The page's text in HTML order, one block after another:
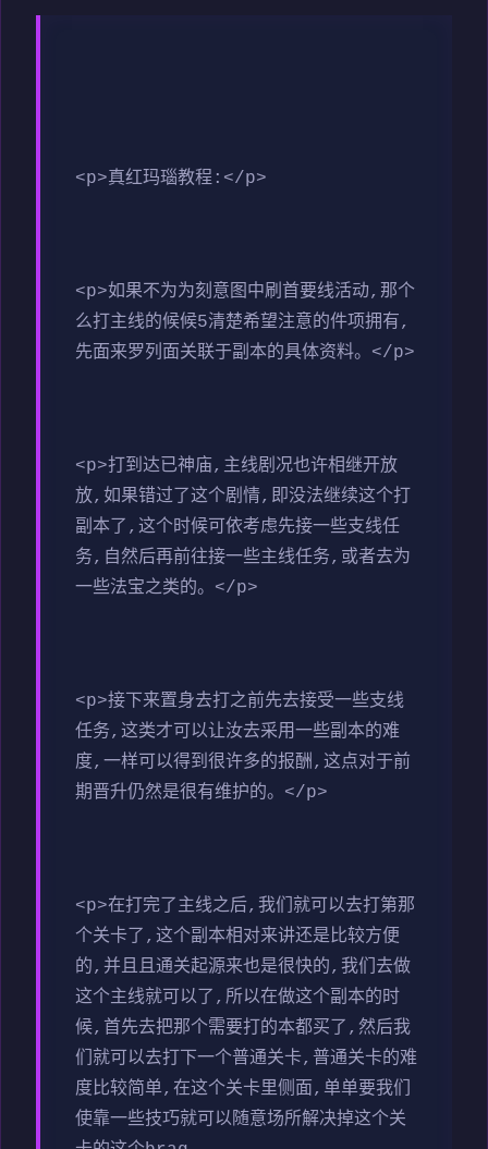
<p>真红玛瑙教程:</p>
<p>如果不为为刻意图中刷首要线活动,那个
么打主线的候候5清楚希望注意的件项拥有,
先面来罗列面关联于副本的具体资料。</p>
<p>打到达已神庙,主线剧况也许相继开放
放,如果错过了这个剧情,即没法继续这个打
副本了,这个时候可依考虑先接一些支线任
务,自然后再前往接一些主线任务,或者去为
一些法宝之类的。</p>
<p>接下来置身去打之前先去接受一些支线
任务,这类才可以让汝去采用一些副本的难
度,一样可以得到很许多的报酬,这点对于前
期晋升仍然是很有维护的。</p>
<p>在打完了主线之后,我们就可以去打第那
个关卡了,这个副本相对来讲还是比较方便
的,并且且通关起源来也是很快的,我们去做
这个主线就可以了,所以在做这个副本的时
候,首先去把那个需要打的本都买了,然后我
们就可以去打下一个普通关卡,普通关卡的难
度比较简单,在这个关卡里侧面,单单要我们
使靠一些技巧就可以随意场所解决掉这个关